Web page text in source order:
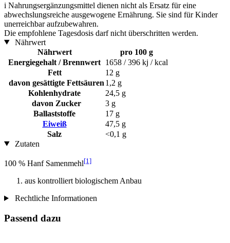
i Nahrungsergänzungsmittel dienen nicht als Ersatz für eine
abwechslungsreiche ausgewogene Ernährung. Sie sind für Kinder
unerreichbar aufzubewahren.
Die empfohlene Tagesdosis darf nicht überschritten werden.
Nährwert
Nährwert
pro 100 g
Energiegehalt / Brennwert 1658 / 396 kj / kcal
Fett
12 g
davon gesättigte Fettsäuren 1,2 g
Kohlenhydrate
24,5 g
davon Zucker
3 g
Ballaststoffe
17 g
Eiweiß
47,5 g
Salz
<0,1 g
Zutaten
100 % Hanf Samenmehl[1]
aus kontrolliert biologischem Anbau
Rechtliche Informationen
Passend dazu